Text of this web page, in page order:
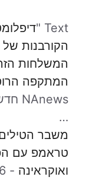
Text "
הקורבנות
המשלחות
המתקפה
NAnews חדשות ישראל Nikk.Agency.
…
משבר
טראמפ עם
ואוקראינה - 6 אוגוסט 2026, 13:05,